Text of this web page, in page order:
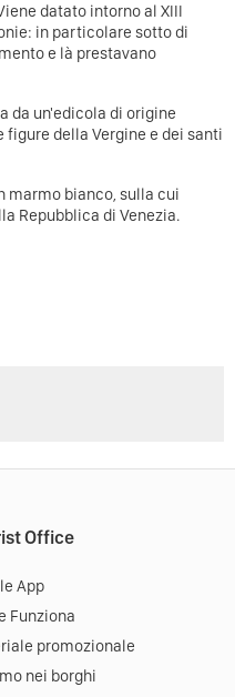
datato intorno al XIII
in particolare sotto di
e là prestavano
da un'edicola di origine
della Vergine e dei santi
marmo bianco, sulla cui
Repubblica di Venezia.
Office
App
Funziona
promozionale
nei borghi